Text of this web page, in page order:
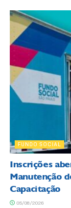
FUNDO SOCIAL
Inscrições
Manutenção
Capacitação
05/08/2026